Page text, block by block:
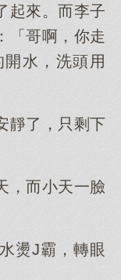
起來。而李子
「哥啊，你走
水，洗頭用
靜了，只剩下
，而小天一臉
燙J霸，轉眼